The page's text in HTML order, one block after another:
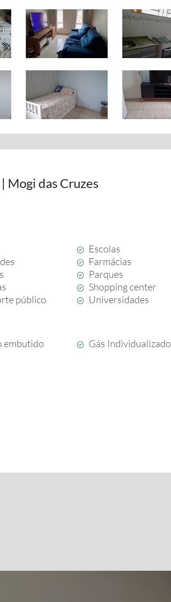
Mogi das Cruzes
Escolas
Farmácias
Parques
Shopping center
público Universidades
embutido Gás Individualizado